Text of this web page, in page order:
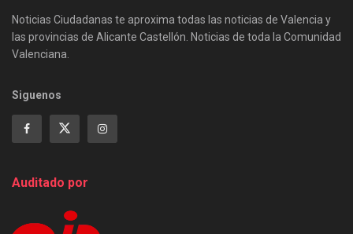
Noticias Ciudadanas te aproxima todas las noticias de Valencia y
las provincias de Alicante Castellón. Noticias de toda la Comunidad
Valenciana.
Siguenos
Auditado por